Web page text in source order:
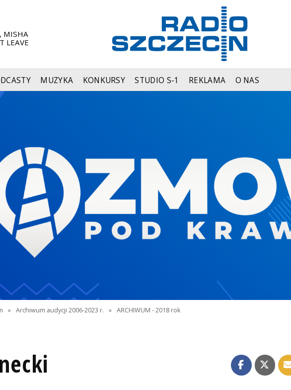
MISHA
LEAVE
MUZYKA KONKURSY STUDIO S-1 REKLAMA O NAS
» Archiwum audycji 2006-2023 r. » ARCHIWUM - 2018 rok